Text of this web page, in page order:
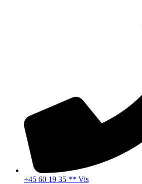
+45 60 19 35 ** Vis